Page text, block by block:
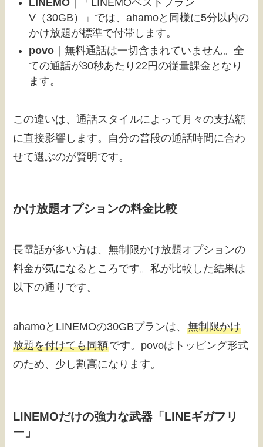
V（30GB）」では、ahamoと同様に5分以内の
かけ放題が標準で付帯します。
povo ｜無料通話は一切含まれていません。全
ての通話が30秒あたり22円の従量課金となり
ます。
この違いは、通話スタイルによって月々の支払額
に直接影響します。自分の普段の通話時間に合わ
せて選ぶのが賢明です。
かけ放題オプションの料金比較
長電話が多い方は、無制限かけ放題オプションの
料金が気になるところです。私が比較した結果は
以下の通りです。
ahamoとLINEMOの30GBプランは、無制限かけ
放題を付けても同額です。povoはトッピング形式
のため、少し割高になります。
LINEMOだけの強力な武器「LINEギガフリ
ー」